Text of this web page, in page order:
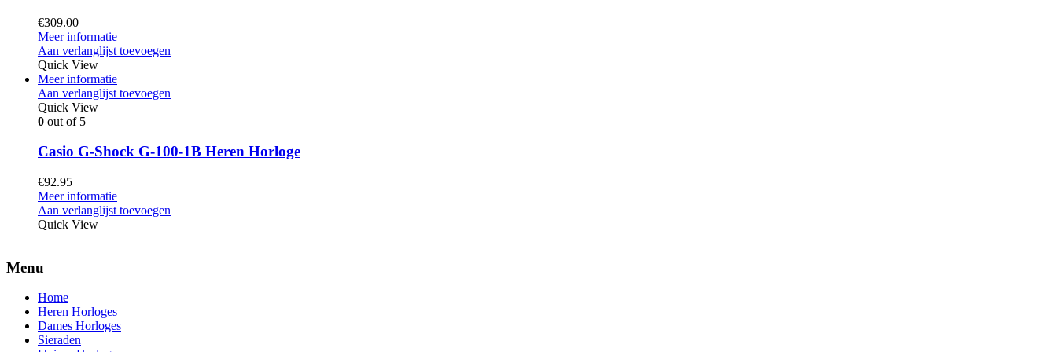
€309.00
Meer informatie
Aan verlanglijst toevoegen
Quick View
Meer informatie
Aan verlanglijst toevoegen
Quick View
0 out of 5
Casio G-Shock G-100-1B Heren Horloge
€92.95
Meer informatie
Aan verlanglijst toevoegen
Quick View
Menu
Home
Heren Horloges
Dames Horloges
Sieraden